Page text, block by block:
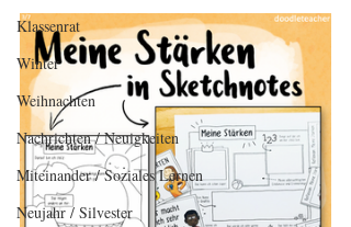
Klassenrat
Winter
Weihnachten
Nachrichten / Neuigkeiten
Miteinander / Soziales Lernen
Neujahr / Silvester